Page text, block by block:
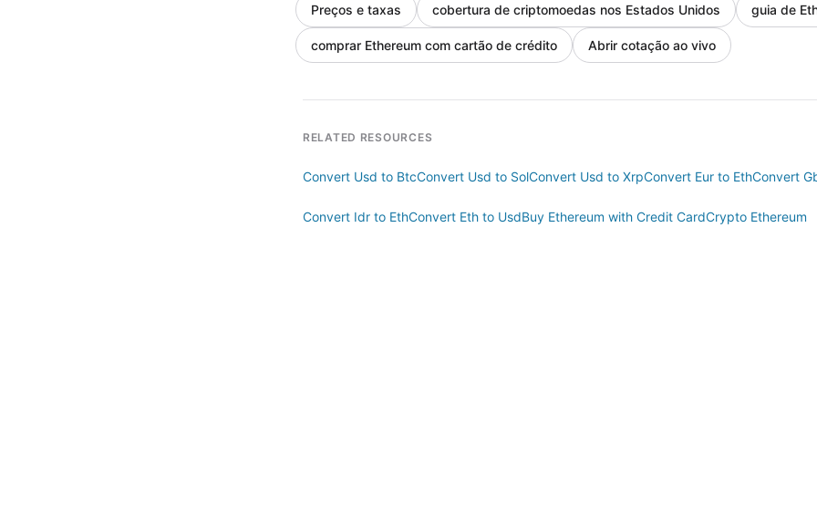
Preços e taxas cobertura de criptomoedas nos Estados Unidos guia de
comprar Ethereum com cartão de crédito Abrir cotação ao vivo
RELATED RESOURCES
Convert Usd to BtcConvert Usd to SolConvert Usd to XrpConvert Eur to EthConvert
Convert Idr to EthConvert Eth to UsdBuy Ethereum with Credit CardCrypto Ethereum